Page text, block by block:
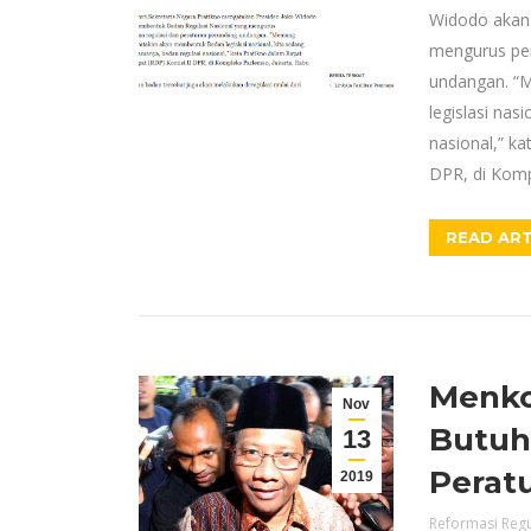
Widodo
mengurus
undangan.
legislasi
nasional,”
DPR, di
READ
Nov
13
2019
Reformasi